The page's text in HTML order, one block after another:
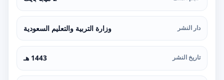
دار النشر وزارة التربية والتعليم السعودية
تاريخ النشر 1443 هـ